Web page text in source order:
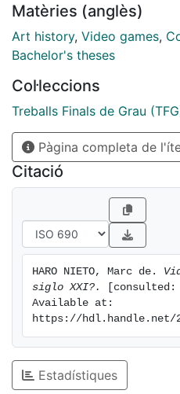
partes, tanto a favor como
consolidación, crear un
se encuentra el videojuego
Historia del Arte, he
que se extraigan de este
posibles respuestas que
título a este trabajo: ¿Son
arte del siglo XXI? Si
una disciplina artística, ¿no
espacio dentro de los
Matèries (anglès)
Art history, Video games,
Bachelor's theses
Col·leccions
Treballs Finals de Grau
Pàgina completa de
Citació
HARO NIETO, Marc de.
siglo XXI?.
[consulted:
Available at:
https://hdl.handle.net/
Estadístiques